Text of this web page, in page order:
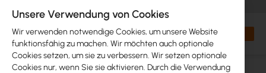
SearchMein
Unsere Verwendung von Cookies
Wir verwenden notwendige Cookies, um unsere Website
funktionsfähig zu machen. Wir möchten auch optionale
Cookies setzen, um sie zu verbessern. Wir setzen optionale
Cookies nur, wenn Sie sie aktivieren. Durch die Verwendung